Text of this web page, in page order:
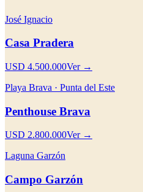
José Ignacio
Casa Pradera
USD 4.500.000Ver →
Playa Brava · Punta del Este
Penthouse Brava
USD 2.800.000Ver →
Laguna Garzón
Campo Garzón